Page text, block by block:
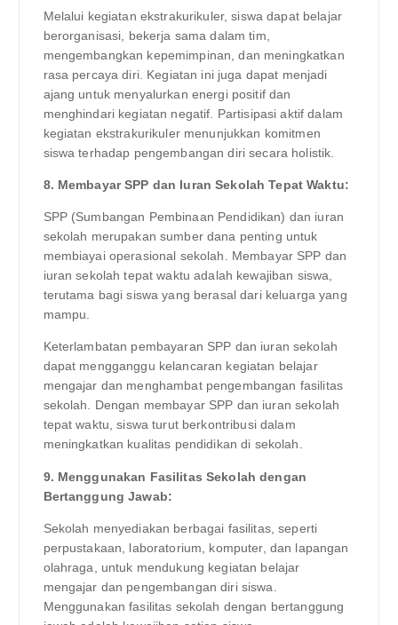
Melalui kegiatan ekstrakurikuler, siswa dapat belajar
berorganisasi, bekerja sama dalam tim,
mengembangkan kepemimpinan, dan meningkatkan
rasa percaya diri. Kegiatan ini juga dapat menjadi
ajang untuk menyalurkan energi positif dan
menghindari kegiatan negatif. Partisipasi aktif dalam
kegiatan ekstrakurikuler menunjukkan komitmen
siswa terhadap pengembangan diri secara holistik.
8. Membayar SPP dan Iuran Sekolah Tepat Waktu:
SPP (Sumbangan Pembinaan Pendidikan) dan iuran
sekolah merupakan sumber dana penting untuk
membiayai operasional sekolah. Membayar SPP dan
iuran sekolah tepat waktu adalah kewajiban siswa,
terutama bagi siswa yang berasal dari keluarga yang
mampu.
Keterlambatan pembayaran SPP dan iuran sekolah
dapat mengganggu kelancaran kegiatan belajar
mengajar dan menghambat pengembangan fasilitas
sekolah. Dengan membayar SPP dan iuran sekolah
tepat waktu, siswa turut berkontribusi dalam
meningkatkan kualitas pendidikan di sekolah.
9. Menggunakan Fasilitas Sekolah dengan
Bertanggung Jawab:
Sekolah menyediakan berbagai fasilitas, seperti
perpustakaan, laboratorium, komputer, dan lapangan
olahraga, untuk mendukung kegiatan belajar
mengajar dan pengembangan diri siswa.
Menggunakan fasilitas sekolah dengan bertanggung